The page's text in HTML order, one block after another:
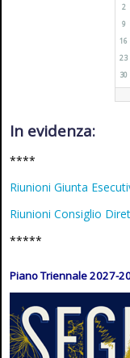
2
9
16
23
30
In evidenza:
****
Riunioni Giunta
Riunioni Consiglio
*****
Piano Triennale 2027-